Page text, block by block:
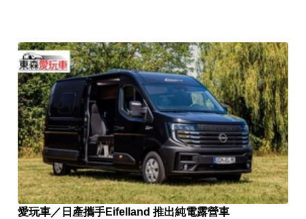
愛玩車／日產攜手Eifelland 推出純電露營車